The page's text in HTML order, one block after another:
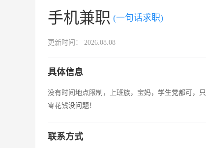
手机兼职 (一句话求职)
更新时间： 2026.08.08
具体信息
没有时间地点限制，上班族，宝妈，学生党都可，
零花钱没问题！
联系方式